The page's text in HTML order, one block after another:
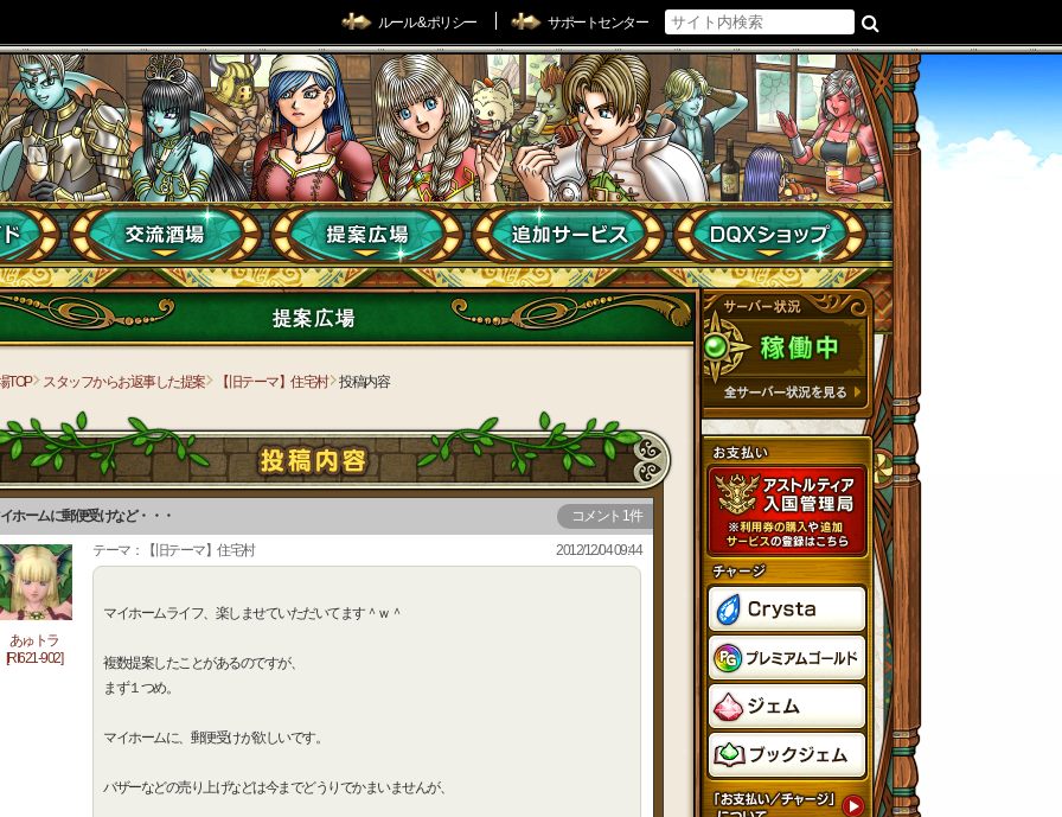
ルール & ポリシー サポートセンター
提案広場
TOP スタッフからお返事した提案 【旧テーマ】住宅村 投稿内容
ホームに郵便受けなど・・・ コメント 1件
あゅトラ
[RI621-902]
テーマ：【旧テーマ】住宅村 2012/12/04 09:44
マイホームライフ、楽しませていただいてます＾ｗ＾
複数提案したことがあるのですが、
まず１つめ。
マイホームに、郵便受けが欲しいです。
バザーなどの売り上げなどは今までどうりでかまいませんが、